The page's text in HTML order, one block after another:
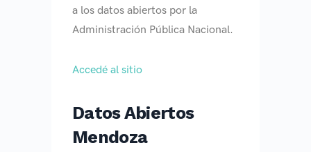
a los datos abiertos por la
Administración Pública Nacional.
Accedé al sitio
Datos Abiertos
Mendoza